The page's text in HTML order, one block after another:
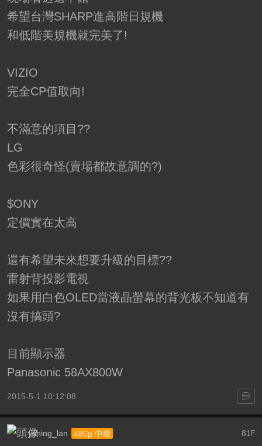
希望台灣SHARP進高階日規機
和低階美規機就完美了!
VIZIO
完全CP值取向!
不滿意的項目??
LG
色彩很奇怪(賣場都故意調的?)
$ONY
定價實在太高
還有希望未來想要升級的目標??
雷射背投影電視
如果用白色OLED當液晶螢幕的背光板不知道有
沒有搞頭?
目前顯示器
Panasonic 58AX800W
2015-5-1 10:12:08
81 F
yshing_lan 480p 中級